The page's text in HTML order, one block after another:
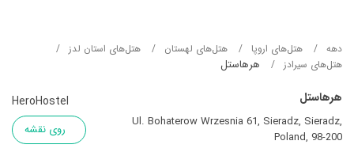
دهه هتل‌های اروپا هتل‌های لهستان
هتل‌های استان لدز
هتل‌های سیرادز
هرهاستل
هرهاستل HeroHostel
Ul. Bohaterow Wrzesnia 61, Sieradz, Sieradz,
Poland, 98-200
روی نقشه